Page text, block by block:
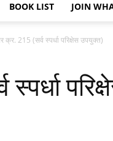
BOOK LIST JOIN
क्र. 215 (सर्व स्पर्धा परिक्षेस उपयुक्त)